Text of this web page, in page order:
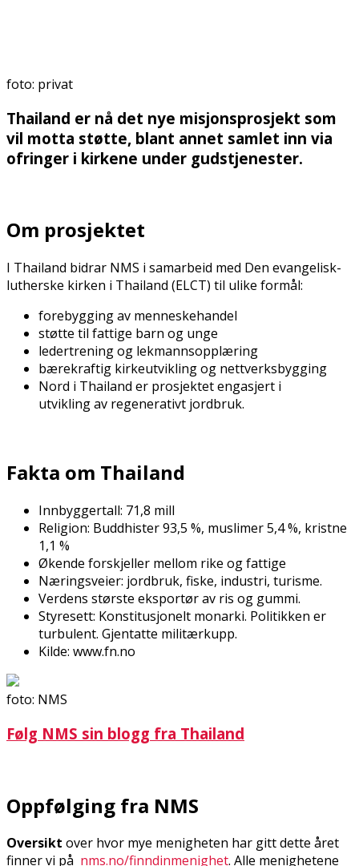
foto: privat
Thailand er nå det nye misjonsprosjekt som
vil motta støtte, blant annet samlet inn via
ofringer i kirkene under gudstjenester.
Om prosjektet
I Thailand bidrar NMS i samarbeid med Den evangelisk-
lutherske kirken i Thailand (ELCT) til ulike formål:
forebygging av menneskehandel
støtte til fattige barn og unge
ledertrening og lekmannsopplæring
bærekraftig kirkeutvikling og nettverksbygging
Nord i Thailand er prosjektet engasjert i
utvikling av regenerativt jordbruk.
Fakta om Thailand
Innbyggertall: 71,8 mill
Religion: Buddhister 93,5 %, muslimer 5,4 %, kristne
1,1 %
Økende forskjeller mellom rike og fattige
Næringsveier: jordbruk, fiske, industri, turisme.
Verdens største eksportør av ris og gummi.
Styresett: Konstitusjonelt monarki. Politikken er
turbulent. Gjentatte militærkupp.
Kilde: www.fn.no
foto: NMS
Følg NMS sin blogg fra Thailand
Oppfølging fra NMS
Oversikt over hvor mye menigheten har gitt dette året
finner vi på nms.no/finndinmenighet. Alle menighetene